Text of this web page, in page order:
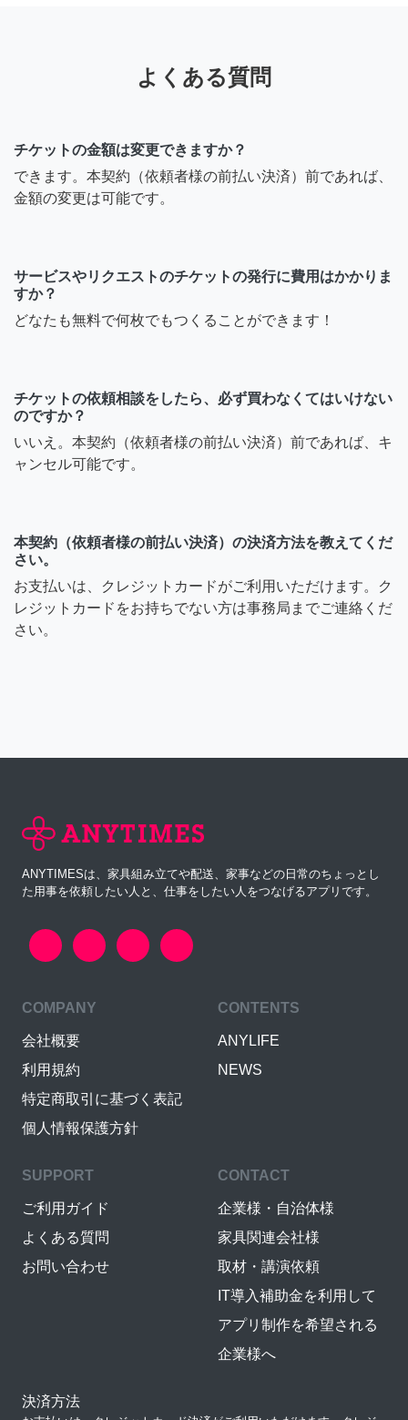
よくある質問
チケットの金額は変更できますか？
できます。本契約（依頼者様の前払い決済）前であれば、
金額の変更は可能です。
サービスやリクエストのチケットの発行に費用はかかりま
すか？
どなたも無料で何枚でもつくることができます！
チケットの依頼相談をしたら、必ず買わなくてはいけない
のですか？
いいえ。本契約（依頼者様の前払い決済）前であれば、キ
ャンセル可能です。
本契約（依頼者様の前払い決済）の決済方法を教えてくだ
さい。
お支払いは、クレジットカードがご利用いただけます。ク
レジットカードをお持ちでない方は事務局までご連絡くだ
さい。
ANYTIMESは、家具組み立てや配送、家事などの日常のちょっとし
た用事を依頼したい人と、仕事をしたい人をつなげるアプリです。
COMPANY
会社概要
利用規約
特定商取引に基づく表記
個人情報保護方針
CONTENTS
ANYLIFE
NEWS
SUPPORT
ご利用ガイド
よくある質問
お問い合わせ
CONTACT
企業様・自治体様
家具関連会社様
取材・講演依頼
IT導入補助金を利用して
アプリ制作を希望される
企業様へ
決済方法